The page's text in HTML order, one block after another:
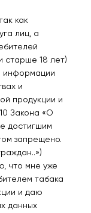
MIXER 20000
2%
в наличии
как
лиц, а
старше 18 лет)
информации
и
продукции и
Закона «О
достигшим
запрещено.
что мне уже
табака
и даю
данных